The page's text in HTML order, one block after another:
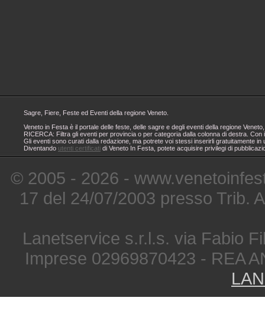
Sagre, Fiere, Feste ed Eventi della regione Veneto.
Veneto in Festa è il portale delle feste, delle sagre e degli eventi della regione
RICERCA: Filtra gli eventi per provincia o per categoria dalla colonna di destra.
Gli eventi sono curati dalla redazione, ma potrete voi stessi inserirli gratuitamente
Diventando utenti certificati di Veneto In Festa, potete acquisire privilegi di
© 2005 - 2026 -
17 del 24/07/2003 presso Trib.
Lanetservice s.r.l.s. via Fabio
Imprese 02969870423 - REA